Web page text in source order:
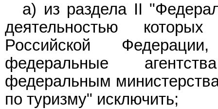
а) из раздела II
деятельностью
Российской
федеральные
федеральным
по туризму" исключить;